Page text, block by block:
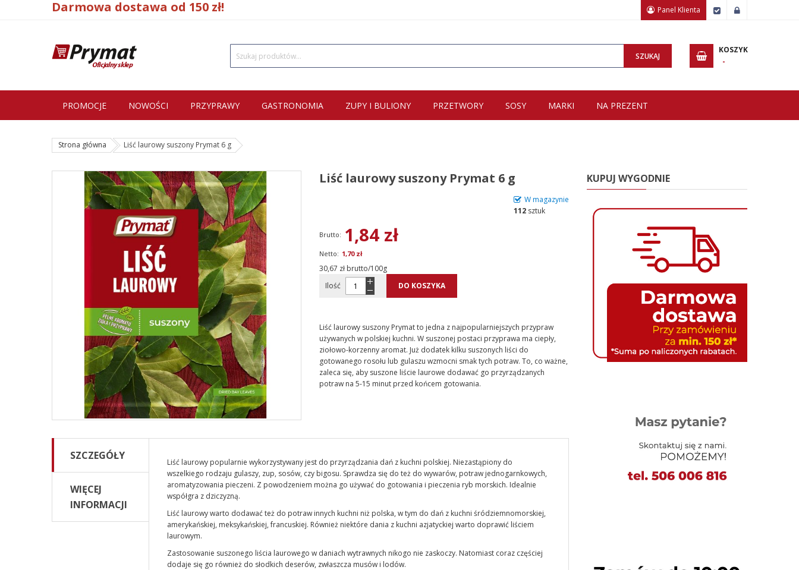
Darmowa dostawa od 150 zł! Panel Klienta Zamówienie
Wpisz minimum 3 znaki, aby wyszukać.
SZUKAJ
KOSZYK
PROMOCJE NOWOŚCI PRZYPRAWY GASTRONOMIA ZUPY I BULIONY PRZETWORY SOSY MARKI NA PREZENT
Strona główna Liść laurowy suszony Prymat 6 g
Liść laurowy suszony Prymat 6 g
W magazynie
112 sztuk
1,84 zł
1,70 zł
30,67 zł brutto/100g
Ilość
DO KOSZYKA
Liść laurowy suszony Prymat to jedna z najpopularniejszych przypraw
używanych w polskiej kuchni. W suszonej postaci przyprawa ma ciepły,
ziołowo-korzenny aromat. Już dodatek kilku suszonych liści do
gotowanego rosołu lub gulaszu wzmocni smak tych potraw. To, co ważne,
zaleca się, aby suszone liście laurowe dodawać go przyrządzanych
potraw na 5-15 minut przed końcem gotowania.
SZCZEGÓŁY
WIĘCEJ
INFORMACJI
Liść laurowy popularnie wykorzystywany jest do przyrządzania dań z kuchni polskiej. Niezastąpiony do
wszelkiego rodzaju gulaszy, zup, sosów, czy bigosu. Sprawdza się do też do wywarów, potraw jednogarnkowych,
aromatyzowania pieczeni. Z powodzeniem można go używać do gotowania i pieczenia ryb morskich. Idealnie
współgra z dziczyzną.
Liść laurowy warto dodawać też do potraw innych kuchni niż polska, w tym do dań z kuchni śródziemnomorskiej,
amerykańskiej, meksykańskiej, francuskiej. Również niektóre dania z kuchni azjatyckiej warto doprawić liściem
laurowym.
Zastosowanie suszonego liścia laurowego w daniach wytrawnych nikogo nie zaskoczy. Natomiast coraz częściej
dodaje się go również do słodkich deserów, zwłaszcza musów i lodów.
KUPUJ WYGODNIE